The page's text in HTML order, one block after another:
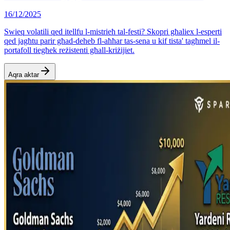
16/12/2025
Swieq volatili qed itellfu l-mistrieħ tal-festi? Skopri għaliex l-esperti
qed jagħtu parir għad-deheb fl-aħħar tas-sena u kif tista' tagħmel il-
portafoll tiegħek reżistenti għall-kriżijiet.
Aqra aktar